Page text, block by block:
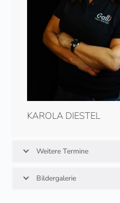
KAROLA DIESTEL
Weitere Termine
Bildergalerie